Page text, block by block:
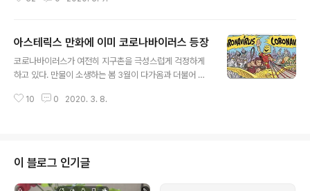
니다. 가족이 집에 다 있는 주말에는 모두가 조금씩이라도
거들어서 함께 밥을 해먹는다. 우리 집 경우에는 밥을 주도
적으로 준비한 사람은 설거지에서 열외가 된다. 식사 준비
서 설거지한다. 하지만 자기가 먹은 식기류 등은 대체로 자
아스테릭스 만화에 이미 코로나바이러스 등장
코로나바이러스가 여전히 지구촌을 극성스럽게 걱정하게
하고 있다. 만물이 소생하는 봄 3월이 다가옴과 더불어 코
국, 일본, 이란, 이탈리아 등으로 지속적으로 뻗어나가고 있
있는 아스테릭스는 프랑스의 르네 고시니가 쓰고 알베르
우데르조가 그린 만화다. 1959년 처음 발간된 후 꾸준히
이어서 나오고 있다. 고시니가 1977년 사망한 이후 다른
10 0 2020. 3. 8.
이 블로그 인기글